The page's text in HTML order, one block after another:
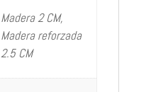
Madera 2 CM,
Madera reforzada
2.5 CM